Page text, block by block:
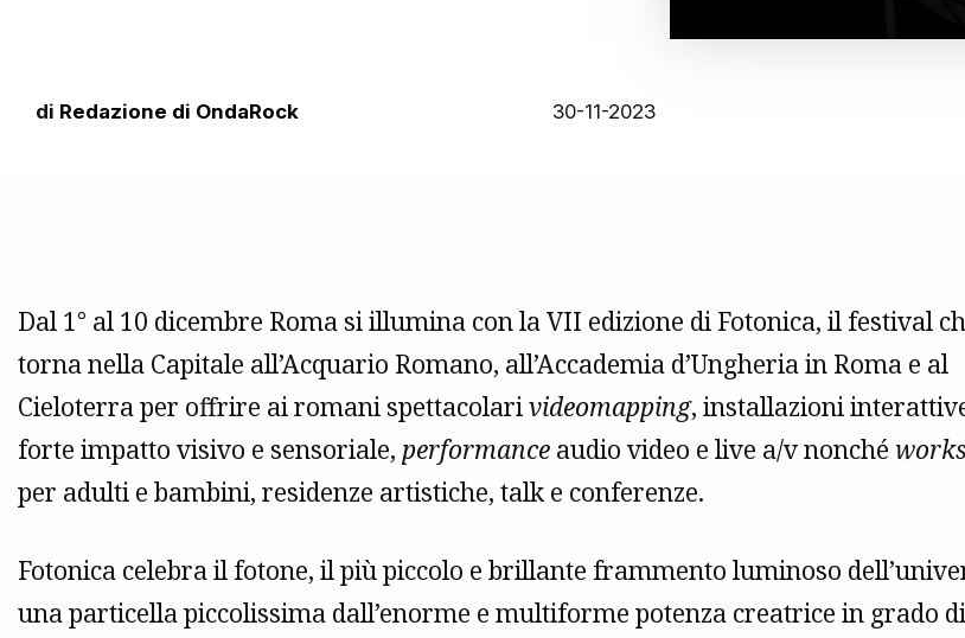
di Redazione di OndaRock 30-11-2023
Dal 1° al 10 dicembre Roma si illumina con la VII edizione di Fotonica, il festival
torna nella Capitale all’Acquario Romano, all’Accademia d’Ungheria in Roma e al
Cieloterra per offrire ai romani spettacolarivideomapping, installazioni
forte impatto visivo e sensoriale, performance audio video e live a/v nonché
per adulti e bambini, residenze artistiche, talk e conferenze.
Fotonica celebra il fotone, il più piccolo e brillante frammento luminoso
una particella piccolissima dall’enorme e multiforme potenza creatrice in grado di